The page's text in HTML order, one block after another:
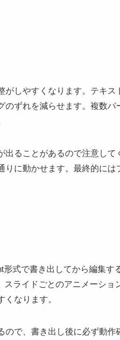
がしやすくなります。テキス
のずれを減らせます。複数パ
出ることがあるので注意して
りに動かせます。最終的には
形式で書き出してから編集す
ライドごとのアニメーショ
なります。
ので、書き出し後に必ず動作